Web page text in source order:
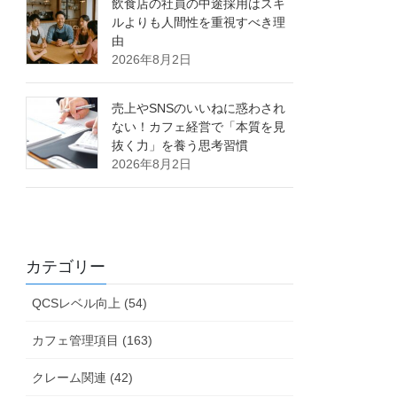
飲食店の社員の中途採用はスキ
ルよりも人間性を重視すべき理
由
2026年8月2日
売上やSNSのいいねに惑わされ
ない！カフェ経営で「本質を見
抜く力」を養う思考習慣
2026年8月2日
カテゴリー
QCSレベル向上 (54)
カフェ管理項目 (163)
クレーム関連 (42)